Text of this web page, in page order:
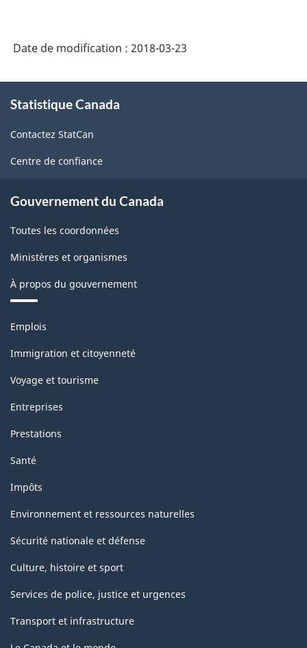
industries
l'Amérique
du
Nord
(SCIAN)
2017
-
Structure
la
classification
Date de modification : 2018-03-23
propos
ce
site
Statistique Canada
Contactez StatCan
Centre de confiance
Gouvernement du Canada
Toutes les coordonnées
Ministères et organismes
À propos du gouvernement
Thèmes
sujets
Emplois
Immigration et citoyenneté
Voyage et tourisme
Entreprises
Prestations
Santé
Impôts
Environnement et ressources naturelles
Sécurité nationale et défense
Culture, histoire et sport
Services de police, justice et urgences
Transport et infrastructure